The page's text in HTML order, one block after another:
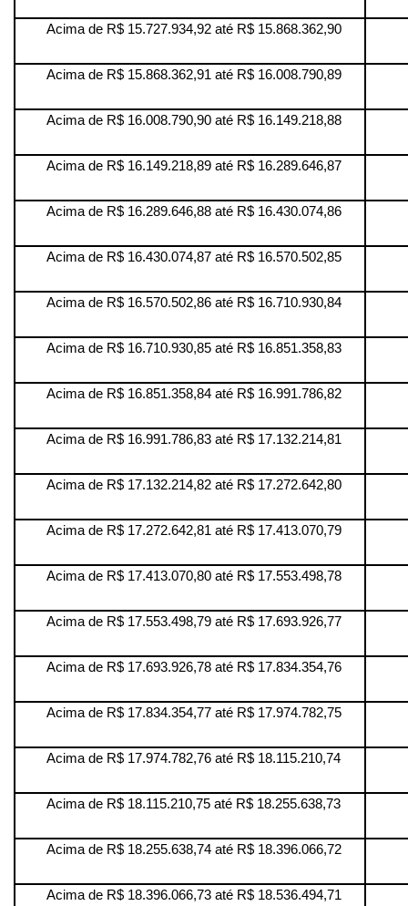
Acima de R$ 15.727.934,92 até R$ 15.868.362,90
Acima de R$ 15.868.362,91 até R$ 16.008.790,89
Acima de R$ 16.008.790,90 até R$ 16.149.218,88
Acima de R$ 16.149.218,89 até R$ 16.289.646,87
Acima de R$ 16.289.646,88 até R$ 16.430.074,86
Acima de R$ 16.430.074,87 até R$ 16.570.502,85
Acima de R$ 16.570.502,86 até R$ 16.710.930,84
Acima de R$ 16.710.930,85 até R$ 16.851.358,83
Acima de R$ 16.851.358,84 até R$ 16.991.786,82
Acima de R$ 16.991.786,83 até R$ 17.132.214,81
Acima de R$ 17.132.214,82 até R$ 17.272.642,80
Acima de R$ 17.272.642,81 até R$ 17.413.070,79
Acima de R$ 17.413.070,80 até R$ 17.553.498,78
Acima de R$ 17.553.498,79 até R$ 17.693.926,77
Acima de R$ 17.693.926,78 até R$ 17.834.354,76
Acima de R$ 17.834.354,77 até R$ 17.974.782,75
Acima de R$ 17.974.782,76 até R$ 18.115.210,74
Acima de R$ 18.115.210,75 até R$ 18.255.638,73
Acima de R$ 18.255.638,74 até R$ 18.396.066,72
Acima de R$ 18.396.066,73 até R$ 18.536.494,71